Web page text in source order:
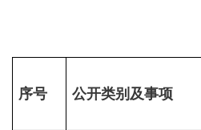
序号 公开类别及事项